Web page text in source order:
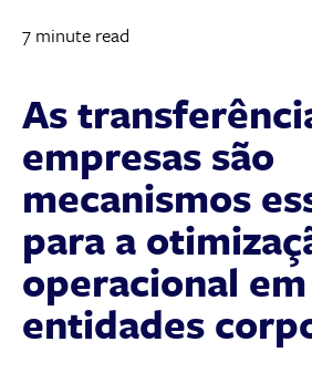
7 minute read
As
empresas são
mecanismos
para a
operacional em
entidades